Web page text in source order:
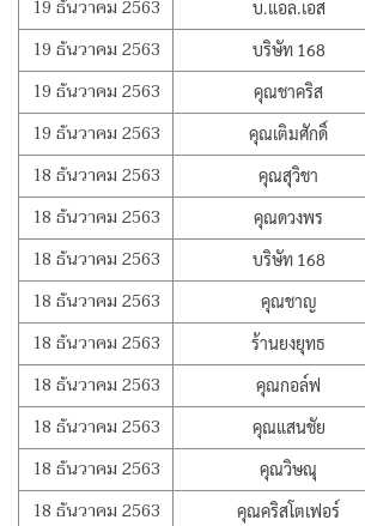
19 ธันวาคม 2563 บ.แอล.เอส
19 ธันวาคม 2563 บริษัท 168
19 ธันวาคม 2563 คุณชาคริส
19 ธันวาคม 2563 คุณเติมศักดิ์
18 ธันวาคม 2563 คุณสุวิชา
18 ธันวาคม 2563 คุณดวงพร
18 ธันวาคม 2563 บริษัท 168
18 ธันวาคม 2563 คุณชาญ
18 ธันวาคม 2563 ร้านยงยุทธ
18 ธันวาคม 2563 คุณกอล์ฟ
18 ธันวาคม 2563 คุณแสนชัย
18 ธันวาคม 2563 คุณวิษณุ
18 ธันวาคม 2563 คุณคริสโตเฟอร์